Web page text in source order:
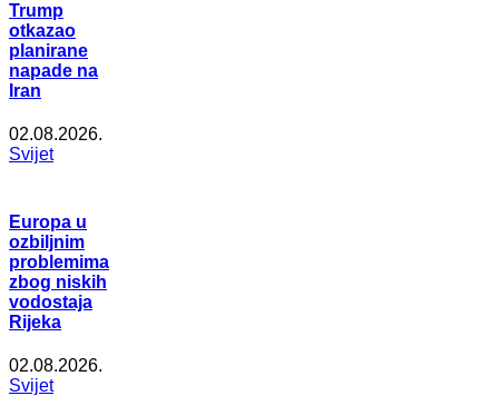
Trump
otkazao
planirane
napade na
Iran
02.08.2026.
Svijet
Europa u
ozbiljnim
problemima
zbog niskih
vodostaja
Rijeka
02.08.2026.
Svijet